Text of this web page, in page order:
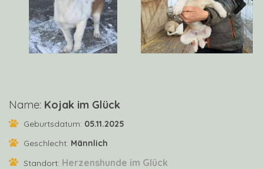
Next
Name: Kojak im Glück
Geburtsdatum: 05.11.2025
Geschlecht: Männlich
Standort: Herzenshunde im Glück